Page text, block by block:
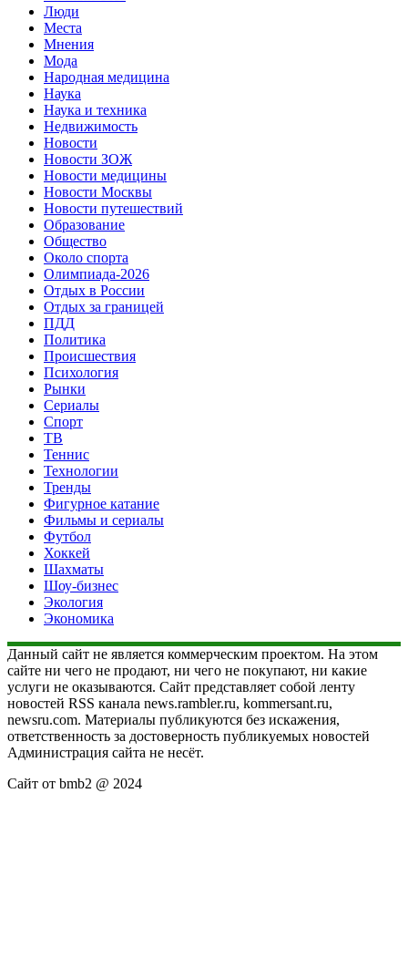
Люди
Места
Мнения
Мода
Народная медицина
Наука
Наука и техника
Недвижимость
Новости
Новости ЗОЖ
Новости медицины
Новости Москвы
Новости путешествий
Образование
Общество
Около спорта
Олимпиада-2026
Отдых в России
Отдых за границей
ПДД
Политика
Происшествия
Психология
Рынки
Сериалы
Спорт
ТВ
Теннис
Технологии
Тренды
Фигурное катание
Фильмы и сериалы
Футбол
Хоккей
Шахматы
Шоу-бизнес
Экология
Экономика
Данный сайт не является коммерческим проектом. На этом
сайте ни чего не продают, ни чего не покупают, ни какие
услуги не оказываются. Сайт представляет собой ленту
новостей RSS канала news.rambler.ru, kommersant.ru,
newsru.com. Материалы публикуются без искажения,
ответственность за достоверность публикуемых новостей
Администрация сайта не несёт.
Сайт от bmb2 @ 2024